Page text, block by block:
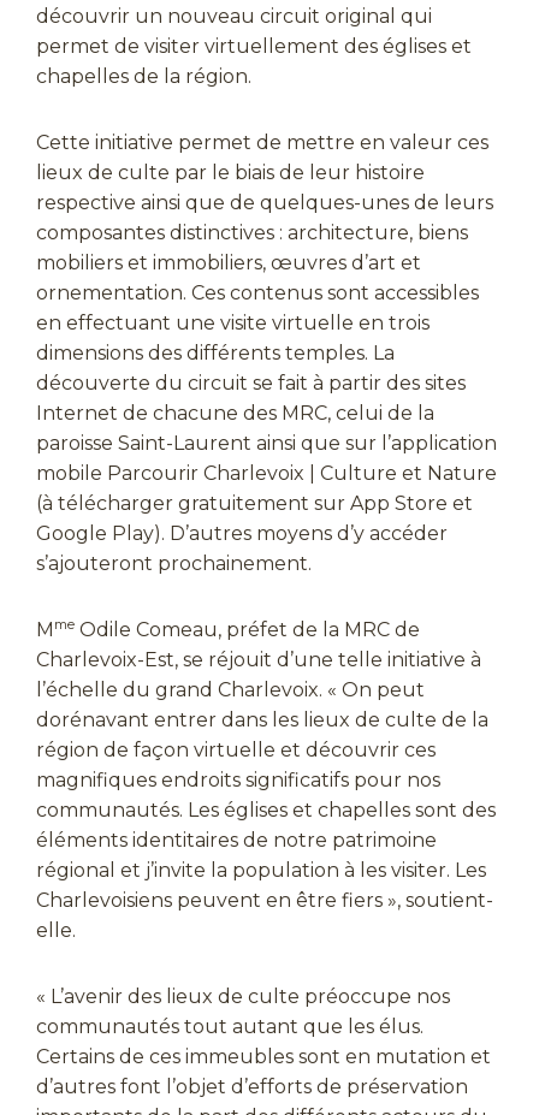
découvrir un nouveau circuit original qui
permet de visiter virtuellement des églises et
chapelles de la région.
Cette initiative permet de mettre en valeur ces
lieux de culte par le biais de leur histoire
respective ainsi que de quelques-unes de leurs
composantes distinctives : architecture, biens
mobiliers et immobiliers, œuvres d’art et
ornementation. Ces contenus sont accessibles
en effectuant une visite virtuelle en trois
dimensions des différents temples. La
découverte du circuit se fait à partir des sites
Internet de chacune des MRC, celui de la
paroisse Saint-Laurent ainsi que sur l’application
mobile Parcourir Charlevoix | Culture et Nature
(à télécharger gratuitement sur App Store et
Google Play). D’autres moyens d’y accéder
s’ajouteront prochainement.
M me Odile Comeau, préfet de la MRC de
Charlevoix-Est, se réjouit d’une telle initiative à
l’échelle du grand Charlevoix. « On peut
dorénavant entrer dans les lieux de culte de la
région de façon virtuelle et découvrir ces
magnifiques endroits significatifs pour nos
communautés. Les églises et chapelles sont des
éléments identitaires de notre patrimoine
régional et j’invite la population à les visiter. Les
Charlevoisiens peuvent en être fiers », soutient-
elle.
« L’avenir des lieux de culte préoccupe nos
communautés tout autant que les élus.
Certains de ces immeubles sont en mutation et
d’autres font l’objet d’efforts de préservation